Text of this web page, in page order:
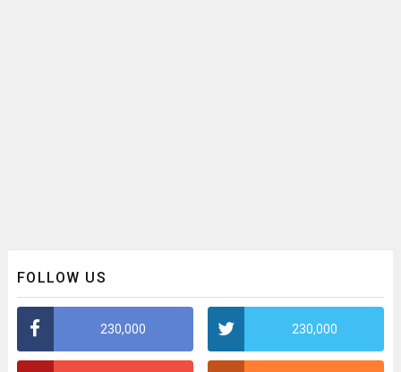
FOLLOW US
230,000 230,000